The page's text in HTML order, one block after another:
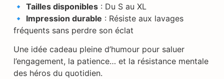
🔹 Tailles disponibles: Du S au XL
🔹 Impression durable : Résiste aux lavages
fréquents sans perdre son éclat
Une idée cadeau pleine d’humour pour saluer
l’engagement, la patience… et la résistance mentale
des héros du quotidien.